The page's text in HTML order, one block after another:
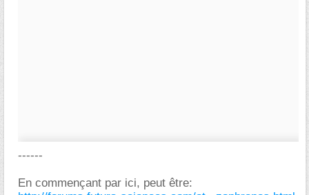
------
En commençant par ici, peut être: